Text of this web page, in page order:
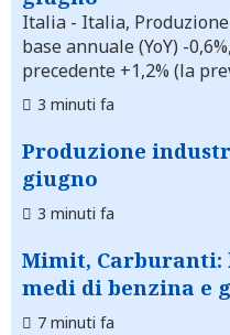
Italia - Italia,
base annuale (YoY) -
precedente +1,2% (la
3 minuti fa
Produzione
giugno
3 minuti fa
Mimit, Carburanti:
medi di benzina e
7 minuti fa